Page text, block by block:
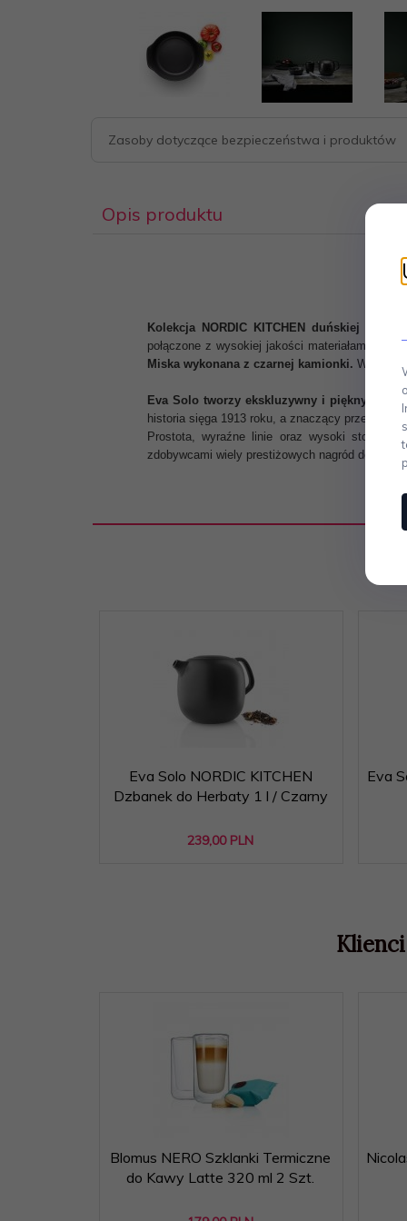
Zasoby dotyczące bezpieczeństwa i produktów
Opis produktu
Kolekcja NORDIC KITCHEN duńskiej
połączone z wysokiej jakości materiałami,
Miska wykonana z czarnej kamionki.
Eva Solo tworzy ekskluzywny i piękny
historia sięga 1913 roku, a znaczący przełom
Prostota, wyraźne linie oraz wysoki stopień
zdobywcami wiely prestiżowych nagród
Eva Solo NORDIC KITCHEN
Dzbanek do Herbaty 1 l / Czarny
239,00 PLN
Eva
Blomus NERO Szklanki Termiczne
do Kawy Latte 320 ml 2 Szt.